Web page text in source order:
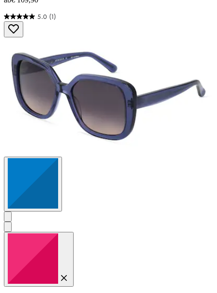
5.0 (1)
5.0
von
5
Bewertung